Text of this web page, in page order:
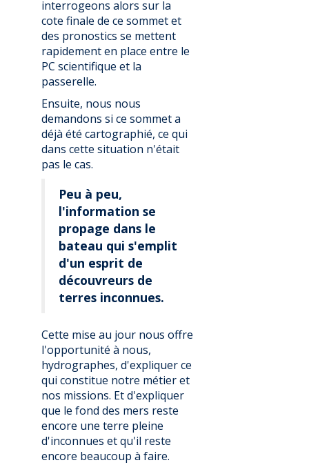
interrogeons alors sur la
cote finale de ce sommet et
des pronostics se mettent
rapidement en place entre le
PC scientifique et la
passerelle.
Ensuite, nous nous
demandons si ce sommet a
déjà été cartographié, ce qui
dans cette situation n'était
pas le cas.
Peu à peu,
l'information se
propage dans le
bateau qui s'emplit
d'un esprit de
découvreurs de
terres inconnues.
Cette mise au jour nous offre
l'opportunité à nous,
hydrographes, d'expliquer ce
qui constitue notre métier et
nos missions. Et d'expliquer
que le fond des mers reste
encore une terre pleine
d'inconnues et qu'il reste
encore beaucoup à faire.